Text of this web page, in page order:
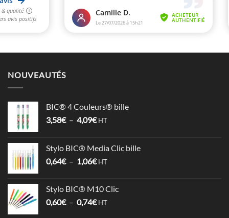
NOUVEAUTÉS
BIC® 4 Couleurs® bille
3,58€ – 4,09€Plage
3,58€
à
HT
Stylo BIC® Media Clic bille
0,64€ – 1,06€Plage
0,64€
à
HT
Stylo BIC® M10 Clic
0,60€ – 0,74€Plage
HT